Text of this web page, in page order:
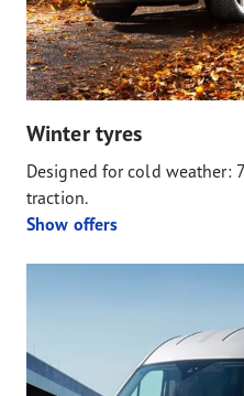
Winter tyres
Designed for cold weather:
traction.
Show offers